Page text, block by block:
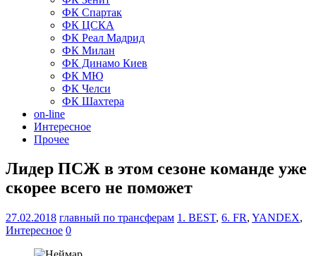
ФК Спартак
ФК ЦСКА
ФК Реал Мадрид
ФК Милан
ФК Динамо Киев
ФК МЮ
ФК Челси
ФК Шахтера
on-line
Интересное
Прочее
Лидер ПСЖ в этом сезоне команде уже
скорее всего не поможет
27.02.2018 главный по трансферам 1. BEST, 6. FR, YANDEX,
Интересное 0